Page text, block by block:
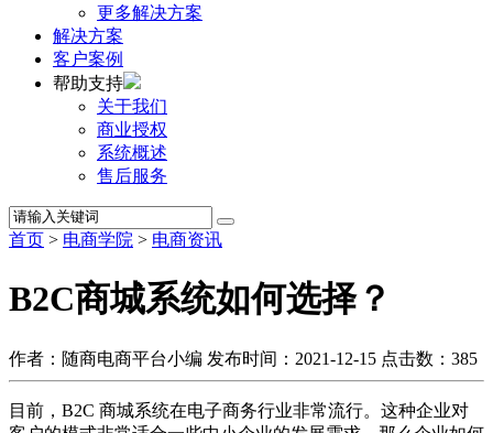
更多解决方案
解决方案
客户案例
帮助支持
关于我们
商业授权
系统概述
售后服务
首页 > 电商学院 > 电商资讯
B2C商城系统如何选择？
作者：随商电商平台小编 发布时间：2021-12-15 点击数： 385
目前，B2C 商城系统在电子商务行业非常流行。这种企业对